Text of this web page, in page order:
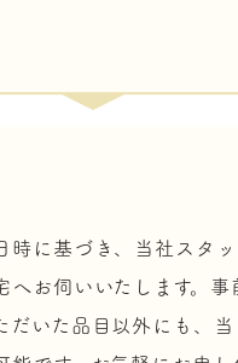
時に基づき、当社スタ
へお伺いいたします。事
だいた品目以外にも、